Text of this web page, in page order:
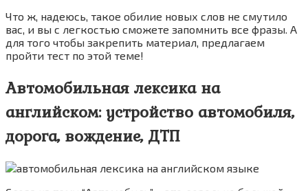
Что ж, надеюсь, такое обилие новых слов не смутило
вас, и вы с легкостью сможете запомнить все фразы. А
для того чтобы закрепить материал, предлагаем
пройти тест по этой теме!
Автомобильная лексика на
английском: устройство автомобиля,
дорога, вождение, ДТП